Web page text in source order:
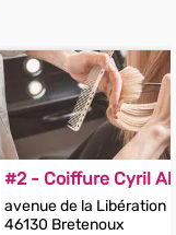
#2 - Coiffure Cyril
avenue de la Libération
46130 Bretenoux